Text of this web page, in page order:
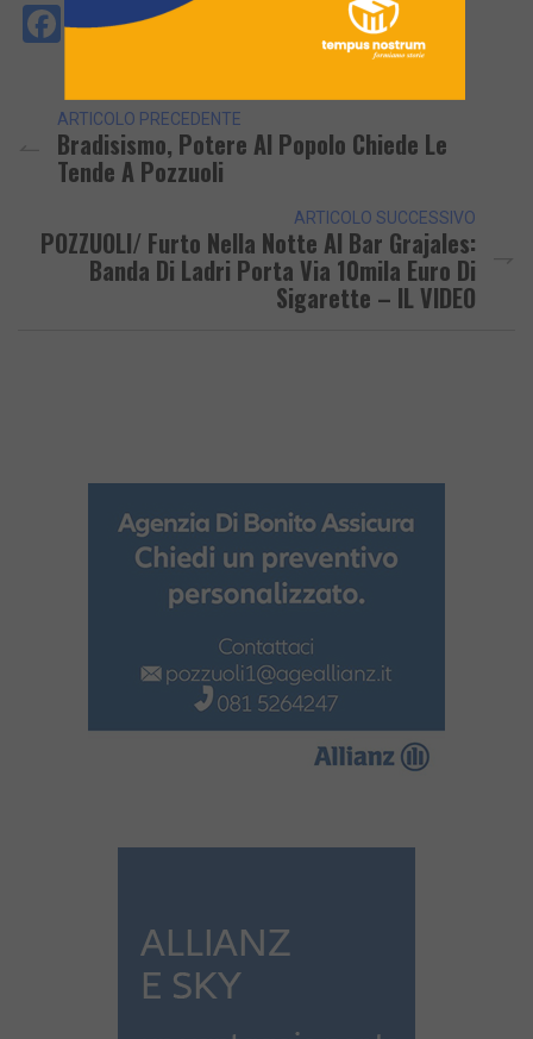
Facebook
Messenger
WhatsApp
TelegramEmail
Copy
Link
ARTICOLO PRECEDENTE
Bradisismo, Potere Al Popolo Chiede Le
Tende A Pozzuoli
ARTICOLO SUCCESSIVO
POZZUOLI/ Furto Nella Notte Al Bar Grajales:
Banda Di Ladri Porta Via 10mila Euro Di
Sigarette – IL VIDEO